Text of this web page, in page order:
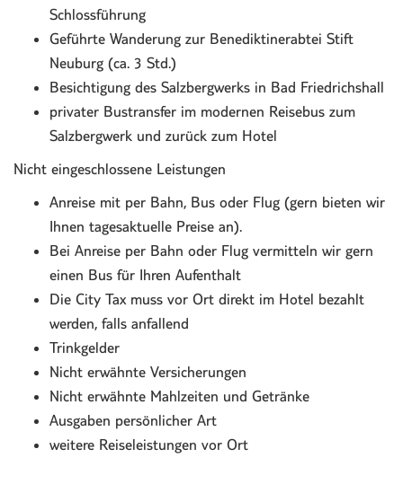
Schlossführung
Geführte Wanderung zur Benediktinerabtei Stift
Neuburg (ca. 3 Std.)
Besichtigung des Salzbergwerks in Bad Friedrichshall
privater Bustransfer im modernen Reisebus zum
Salzbergwerk und zurück zum Hotel
Nicht eingeschlossene Leistungen
Anreise mit per Bahn, Bus oder Flug (gern bieten wir
Ihnen tagesaktuelle Preise an).
Bei Anreise per Bahn oder Flug vermitteln wir gern
einen Bus für Ihren Aufenthalt
Die City Tax muss vor Ort direkt im Hotel bezahlt
werden, falls anfallend
Trinkgelder
Nicht erwähnte Versicherungen
Nicht erwähnte Mahlzeiten und Getränke
Ausgaben persönlicher Art
weitere Reiseleistungen vor Ort